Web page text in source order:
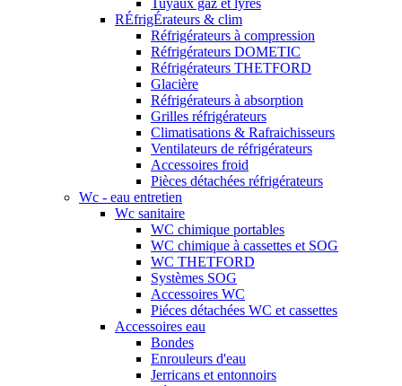
Tuyaux gaz et lyres
RÉfrigÉrateurs & clim
Réfrigérateurs à compression
Réfrigérateurs DOMETIC
Réfrigérateurs THETFORD
Glacière
Réfrigérateurs à absorption
Grilles réfrigérateurs
Climatisations & Rafraichisseurs
Ventilateurs de réfrigérateurs
Accessoires froid
Pièces détachées réfrigérateurs
Wc - eau entretien
Wc sanitaire
WC chimique portables
WC chimique à cassettes et SOG
WC THETFORD
Systèmes SOG
Accessoires WC
Piéces détachées WC et cassettes
Accessoires eau
Bondes
Enrouleurs d'eau
Jerricans et entonnoirs